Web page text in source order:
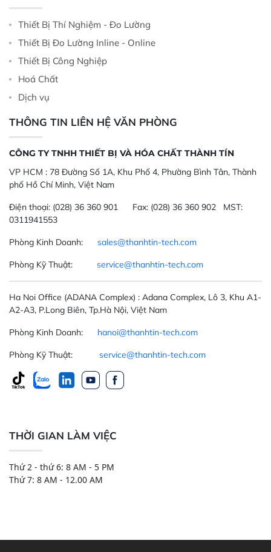
Thiết Bị Thí Nghiệm - Đo Lường
Thiết Bị Đo Lường Inline - Online
Thiết Bị Công Nghiệp
Hoá Chất
Dịch vụ
THÔNG TIN LIÊN HỆ VĂN PHÒNG
CÔNG TY TNHH THIẾT BỊ VÀ HÓA CHẤT THÀNH TÍN
VP HCM : 78 Đường Số 1A, Khu Phố 4, Phường Bình Tân, Thành
phố Hồ Chí Minh, Việt Nam
Điện thoại: (028) 36 360 901 Fax: (028) 36 360 902 MST:
0311941553
Phòng Kinh Doanh: sales@thanhtin-tech.com
Phòng Kỹ Thuật: service@thanhtin-tech.com
Ha Noi Office (ADANA Complex) : Adana Complex, Lô 3, Khu A1-
A2-A3, P.Long Biên, Tp.Hà Nội, Việt Nam
Phòng Kinh Doanh: hanoi@thanhtin-tech.com
Phòng Kỹ Thuật: service@thanhtin-tech.com
THỜI GIAN LÀM VIỆC
Thứ 2 - thứ 6: 8 AM - 5 PM
Thứ 7: 8 AM - 12.00 AM